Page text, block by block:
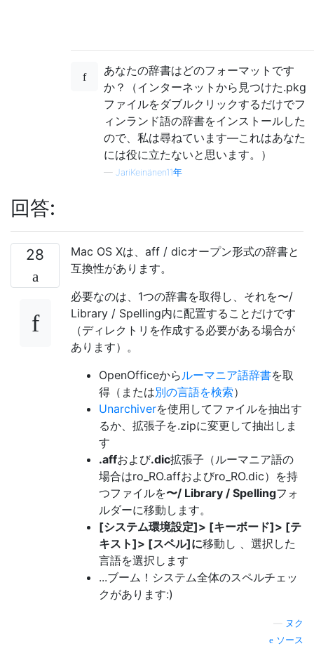
あなたの辞書はどのフォーマットです
か？（インターネットから見つけた.pkg
ファイルをダブルクリックするだけでフ
ィンランド語の辞書をインストールした
ので、私は尋ねています—これはあなた
には役に立たないと思います。）
— JariKeinänen11年
回答:
28
Mac OS Xは、aff / dicオープン形式の辞書と
互換性があります。
必要なのは、1つの辞書を取得し、それを〜/
Library / Spelling内に配置することだけです
（ディレクトリを作成する必要がある場合が
あります）。
OpenOfficeから ルーマニア語辞書を取
得（または別の言語を検索）
Unarchiverを使用してファイルを抽出す
るか、拡張子を.zipに変更して抽出しま
す
.affおよび.dic拡張子（ルーマニア語の
場合はro_RO.affおよびro_RO.dic）を持
つファイルを〜/ Library / Spellingフォ
ルダーに移動します。
[システム環境設定]> [キーボード]> [テ
キスト]> [スペル]に移動し 、選択した
言語を選択します
...ブーム！システム全体のスペルチェッ
クがあります:)
ヌク
ソース